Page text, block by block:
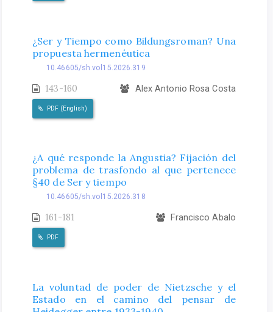
¿Ser y Tiempo como Bildungsroman? Una
propuesta hermenéutica
10.46605/sh.vol15.2026.319
143-160 Alex Antonio Rosa Costa
PDF (English)
¿A qué responde la Angustia? Fijación del
problema de trasfondo al que pertenece
§40 de Ser y tiempo
10.46605/sh.vol15.2026.318
161-181 Francisco Abalo
PDF
La voluntad de poder de Nietzsche y el
Estado en el camino del pensar de